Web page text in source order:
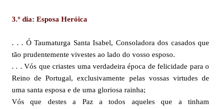
3.º dia: Esposa Heróica
. . . Ó Taumaturga Santa Isabel, Consoladora dos casados que
tão prudentemente vivestes ao lado do vosso esposo.
. . . Vós que criastes uma verdadeira época de felicidade para o
Reino de Portugal, exclusivamente pelas vossas virtudes de
uma santa esposa e de uma gloriosa rainha;
Vós que destes a Paz a todos aqueles que a tinham